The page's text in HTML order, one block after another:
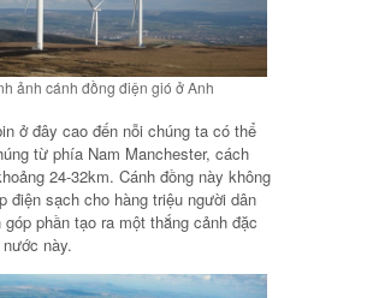
ảnh cánh đồng điện gió ở Anh
ở đây cao đến nỗi chúng ta có thể
từ phía Nam Manchester, cách
24-32km. Cánh đồng này không
điện sạch cho hàng triệu người dân
phần tạo ra một thắng cảnh đặc
này.